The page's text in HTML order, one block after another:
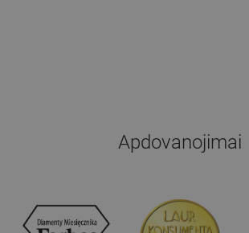
Apdovanojimai